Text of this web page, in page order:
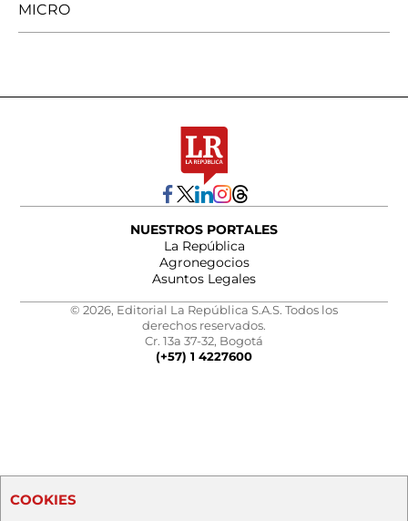
MICRO
NUESTROS PORTALES
La República
Agronegocios
Asuntos Legales
© 2026, Editorial La República S.A.S. Todos los
derechos reservados.
Cr. 13a 37-32, Bogotá
(+57) 1 4227600
COOKIES